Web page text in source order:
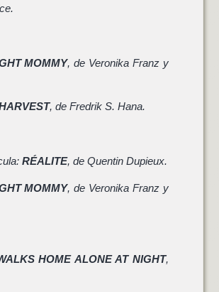
MOMMY, de Veronika Franz y
, de Fredrik S. Hana.
RÉALITE, de Quentin Dupieux.
MOMMY, de Veronika Franz y
HOME ALONE AT NIGHT,